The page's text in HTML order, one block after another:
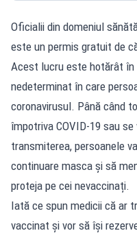
Oficialii din domeniul
este un permis gratuit de
Acest lucru este hotărât în
nedeterminat în care
coronavirusul. Până când
împotriva COVID-19 sau
transmiterea, persoanele
continuare masca și să
proteja pe cei nevaccinați.
Iată ce spun medicii că ar
vaccinat și vor să își